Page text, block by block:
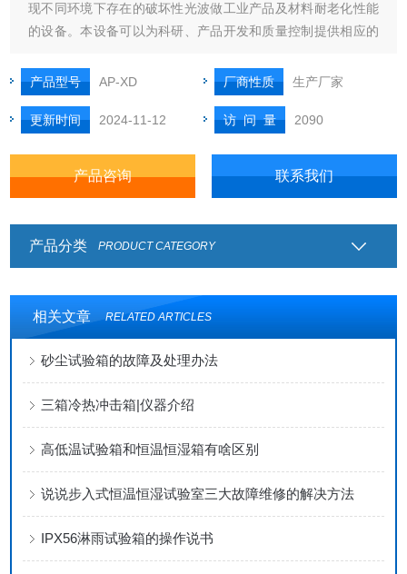
现不同环境下存在的破坏性光波做工业产品及材料耐老化性能
的设备。本设备可以为科研、产品开发和质量控制提供相应的
材料或评估材料配方组成变化后耐用性的变化等试验。设备可
以很好的模拟在不同环境条件内，材料曝露在阳光下所产生的
变化。
产品型号 AP-XD 厂商性质 生产厂家
更新时间 2024-11-12 访 问 量 2090
产品咨询 联系我们
产品分类 PRODUCT CATEGORY
相关文章 RELATED ARTICLES
砂尘试验箱的故障及处理办法
三箱冷热冲击箱|仪器介绍
高低温试验箱和恒温恒湿箱有啥区别
说说步入式恒温恒湿试验室三大故障维修的解决方法
IPX56淋雨试验箱的操作说书